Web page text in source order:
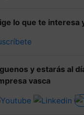
lo que te interesa
y estarás al
vasca